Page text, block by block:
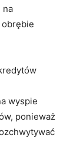
na
wyspie
ponieważ